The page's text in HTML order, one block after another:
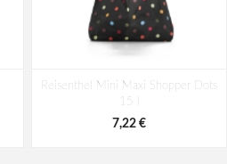
Reisenthel Mini Maxi Shopper Dots
15 l
7,22 €